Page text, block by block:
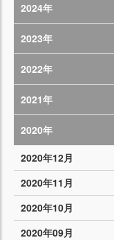
2024年
2023年
2022年
2021年
2020年
2020年12月
2020年11月
2020年10月
2020年09月